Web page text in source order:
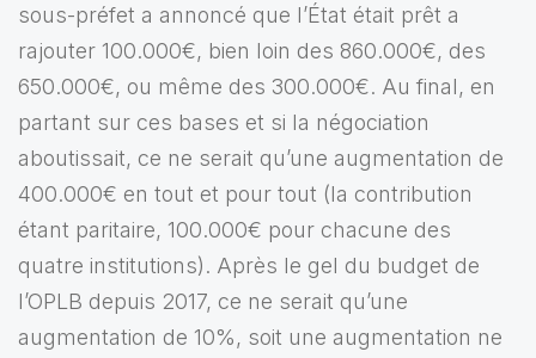
sous-préfet a annoncé que l’État était prêt a
rajouter 100.000€, bien loin des 860.000€, des
650.000€, ou même des 300.000€. Au final, en
partant sur ces bases et si la négociation
aboutissait, ce ne serait qu’une augmentation de
400.000€ en tout et pour tout (la contribution
étant paritaire, 100.000€ pour chacune des
quatre institutions). Après le gel du budget de
l’OPLB depuis 2017, ce ne serait qu’une
augmentation de 10%, soit une augmentation ne